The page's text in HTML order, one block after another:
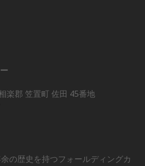
楽郡 笠置町 佐田 45番地
の歴史を持つフォールディングカ